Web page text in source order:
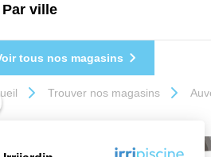
Par ville
tous nos magasins
Trouver nos magasins